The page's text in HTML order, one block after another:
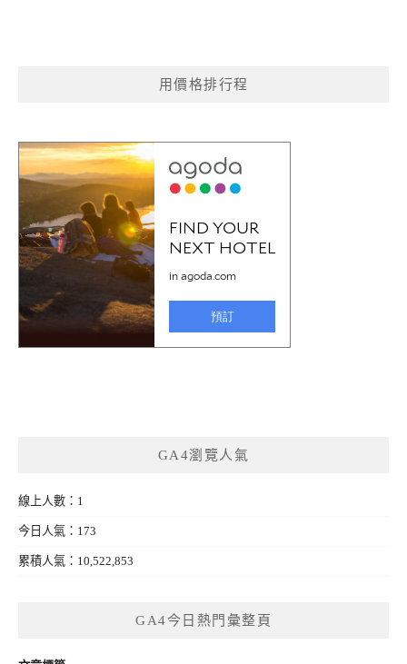
用價格排行程
GA4瀏覽人氣
線上人數：1
今日人氣：173
累積人氣：10,522,853
GA4今日熱門彙整頁